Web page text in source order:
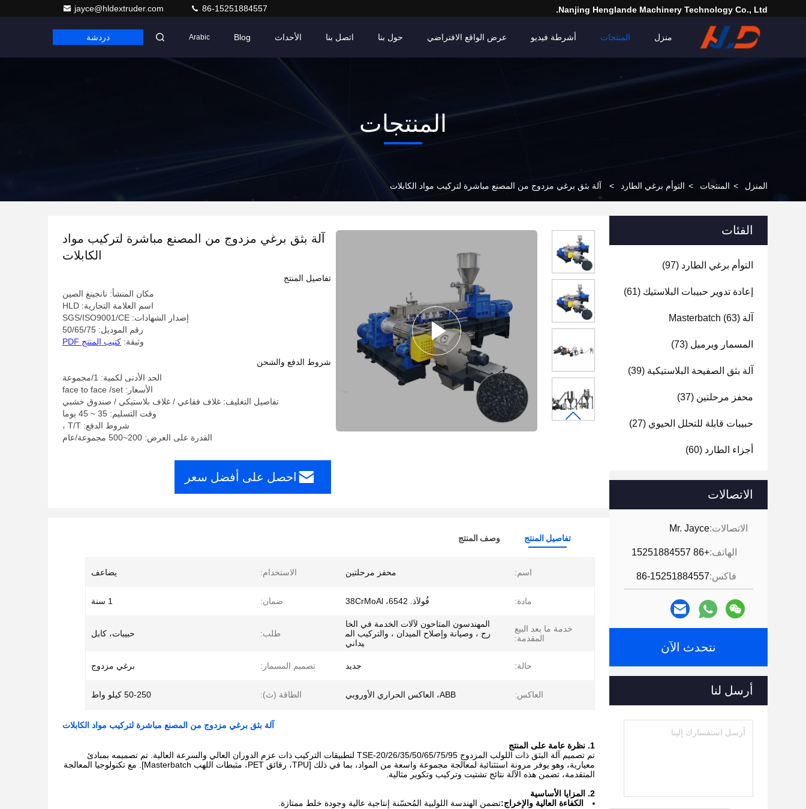
Nanjing Henglande Machinery Technology Co., Ltd.
jayce@hldextruder.com 86-15251884557
منزل المنتجات أشرطة فيديو عرض الواقع الافتراضي حول بنا اتصل بنا الأحداث Blog
Arabic دردشة
المنتجات
المنزل > المنتجات > التوأم برغي الطارد > آلة بثق برغي مزدوج من المصنع مباشرة لتركيب مواد الكابلات
الفئات
التوأم برغي الطارد (97)
إعادة تدوير حبيبات البلاستيك (61)
آلة Masterbatch (63)
المسمار وبرميل (73)
آلة بثق الصفيحة البلاستيكية (39)
محفز مرحلتين (37)
حبيبات قابلة للتحلل الحيوي (27)
أجزاء الطارد (60)
الاتصالات
الاتصالات:Mr. Jayce
الهاتف:+86 15251884557
فاكس:86-15251884557
نتحدث الآن
أرسل لنا
آلة بثق برغي مزدوج من المصنع مباشرة لتركيب مواد
الكابلات
تفاصيل المنتج
مكان المنشأ: نانجينغ الصين
اسم العلامة التجارية: HLD
إصدار الشهادات: SGS/ISO9001/CE
رقم الموديل: 50/65/75
وثيقة: كتيب المنتج PDF
شروط الدفع والشحن
الحد الأدنى لكمية: 1/مجموعة
الأسعار: face to face /set
تفاصيل التغليف: غلاف فقاعي / غلاف بلاستيكي / صندوق خشبي
وقت التسليم: 35 ~ 45 يوما
شروط الدفع: T/T ،
القدرة على العرض: 200~500 مجموعة/عام
احصل على أفضل سعر
تفاصيل المنتج وصف المنتج
اسم: محفز مرحلتين الاستخدام: يضاعف
مادة: فُولاَذ. 6542، 38CrMoAl ضمان: 1 سنة
خدمة ما بعد البيع
المقدمة:
المهندسون المتاحون لآلات الخدمة في الخا
رج ، وصيانة وإصلاح الميدان ، والتركيب الم
يداني
طلب: حبيبات، كابل
حالة: جديد تصميم المسمار: برغي مزدوج
العاكس: ABB، العاكس الحراري الأوروبي الطاقة (ث): 50-250 كيلو واط
آلة بثق برغي مزدوج من المصنع مباشرة لتركيب مواد الكابلات
1. نظرة عامة على المنتج
تم تصميم آلة البثق ذات اللولب المزدوج TSE-20/26/35/50/65/75/95 لتطبيقات التركيب ذات عزم الدوران العالي والسرعة العالية. تم تصميمه بمبادئ
معيارية، وهو يوفر مرونة استثنائية لمعالجة مجموعة واسعة من المواد، بما في ذلك [TPU، رقائق PET، مثبطات اللهب Masterbatch]. مع تكنولوجيا المعالجة
المتقدمة، تضمن هذه الآلة نتائج تشتيت وتركيب وتكوير مثالية.
2. المزايا الأساسية
الكفاءة العالية والإخراج:تضمن الهندسة اللولبية المُحسّنة إنتاجية عالية وجودة خلط ممتازة.